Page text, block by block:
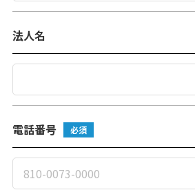
法人名
電話番号 必須